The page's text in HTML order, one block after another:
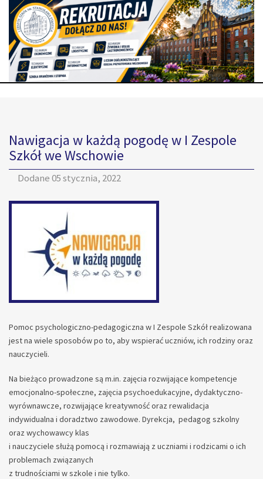
Nawigacja w każdą pogodę w I Zespole
Szkół we Wschowie
Dodane05 stycznia, 2022
Pomoc psychologiczno-pedagogiczna w I Zespole Szkół realizowana
jest na wiele sposobów po to, aby wspierać uczniów, ich rodziny oraz
nauczycieli.
Na bieżąco prowadzone są m.in. zajęcia rozwijające kompetencje
emocjonalno-społeczne, zajęcia psychoedukacyjne, dydaktyczno-
wyrównawcze, rozwijające kreatywność oraz rewalidacja
indywidualna i doradztwo zawodowe. Dyrekcja, pedagog szkolny
oraz wychowawcy klas
i nauczyciele służą pomocą i rozmawiają z uczniami i rodzicami o ich
problemach związanych
z trudnościami w szkole i nie tylko.